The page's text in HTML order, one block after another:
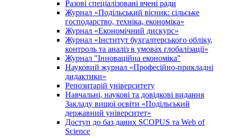
Разові спеціалізовані вчені ради
Журнал «Подільський вісник: сільське
господарство, техніка, економіка»
Журнал «Економічний дискурс»
Журнал «Інститут бухгалтерського обліку,
контроль та аналіз в умовах глобалізації»
Журнал "Інноваційна економіка"
Науковий журнал «Професійно-прикладні
дидактики»
Репозитарій університету
Навчальні, наукові та довідкові видання
Закладу вищої освіти «Подільський
державний університет»
Доступ до баз даних SCOPUS та Web of
Science